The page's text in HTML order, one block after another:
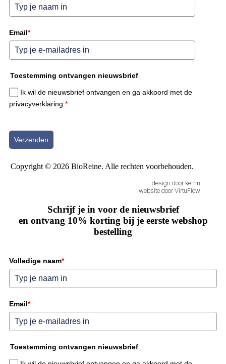
Email*
Toestemming ontvangen nieuwsbrief
Ik wil de nieuwsbrief ontvangen en ga akkoord met de
privacyverklaring.*
Verzenden
Copyright © 2026 BioReine. Alle rechten voorbehouden.
design door kernn
website door VirtuFlow
Schrijf je in voor de nieuwsbrief
en ontvang 10% korting bij je eerste webshop
bestelling
Volledige naam*
Email*
Toestemming ontvangen nieuwsbrief